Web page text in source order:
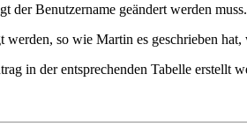
der Benutzername geändert werden muss.
werden, so wie Martin es geschrieben
in der entsprechenden Tabelle erstellt